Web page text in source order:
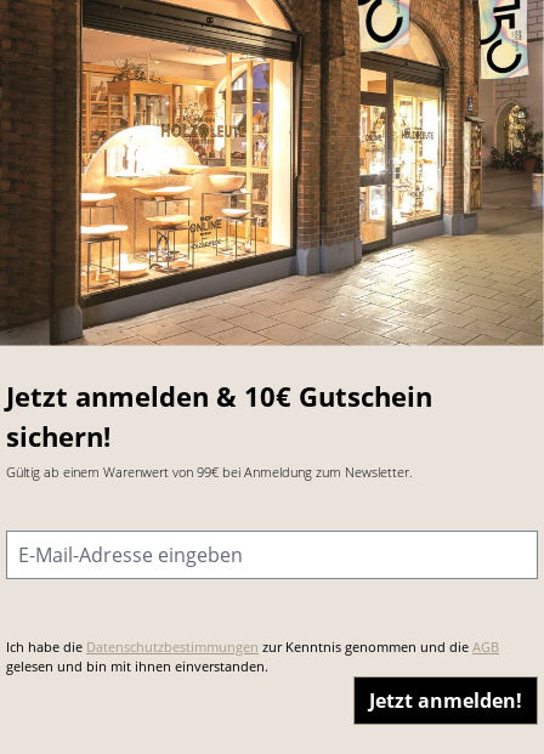
Jetzt anmelden & 10€ Gutschein
sichern!
Gültig ab einem Warenwert von 99€ bei Anmeldung zum Newsletter.
E-Mail-Adresse
Ich habe die Datenschutzbestimmungen zur Kenntnis genommen und die AGB
gelesen und bin mit ihnen einverstanden.
Jetzt anmelden!